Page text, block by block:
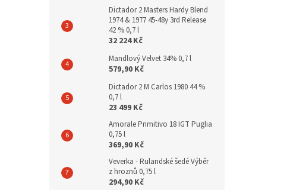
Dictador 2 Masters Hardy Blend
1974 & 1977 45-48y 3rd Release
42 % 0,7 l
32 224 Kč
Mandlový Velvet 34% 0,7 l
579,90 Kč
Dictador 2 M Carlos 1980 44 %
0,7 l
23 499 Kč
Amorale Primitivo 18 IGT Puglia
0,75 l
369,90 Kč
Veverka - Rulandské šedé Výběr
z hroznů 0,75 l
294,90 Kč